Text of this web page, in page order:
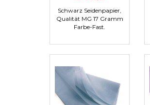
Schwarz Seidenpapier,
Qualität MG 17 Gramm
Farbe-Fast.